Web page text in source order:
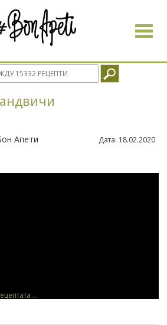
Toggle
Апети Дата: 18.02.2020
...